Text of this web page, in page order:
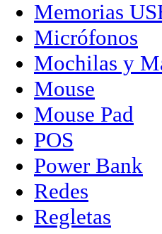
Memorias
Micrófonos
Mochilas y
Mouse
Mouse Pad
POS
Power Bank
Redes
Regletas